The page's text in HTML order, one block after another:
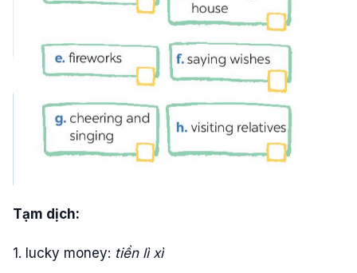
Tạm dịch:
1. lucky money: tiền lì xì